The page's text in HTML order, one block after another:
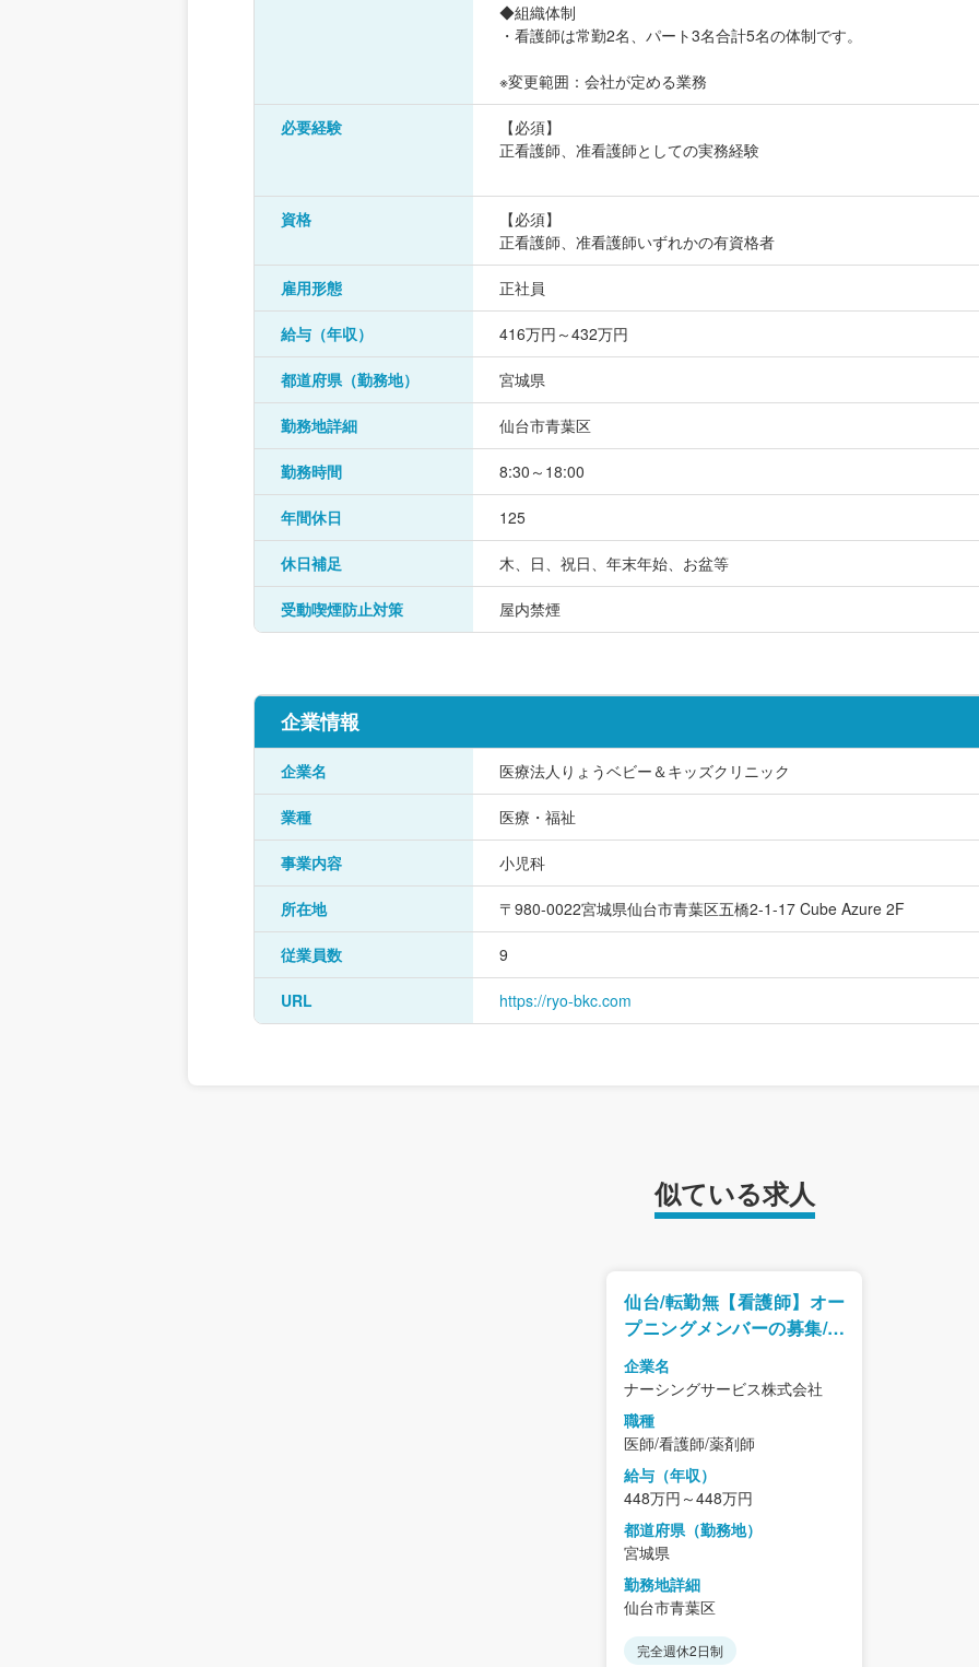
◆組織体制
・看護師は常勤2名、パート3名合計5名の体制です。
※変更範囲：会社が定める業務
必要経験
【必須】
正看護師、准看護師としての実務経験
資格
【必須】
正看護師、准看護師いずれかの有資格者
雇用形態 正社員
給与（年収） 416万円～432万円
都道府県（勤務地） 宮城県
勤務地詳細 仙台市青葉区
勤務時間 8:30～18:00
年間休日 125
休日補足 木、日、祝日、年末年始、お盆等
受動喫煙防止対策 屋内禁煙
企業情報
企業名 医療法人りょうベビー＆キッズクリニック
業種 医療・福祉
事業内容 小児科
所在地 〒980-0022宮城県仙台市青葉区五橋2-1-17 Cube Azure 2F
従業員数 9
URL https://ryo-bkc.com
似ている求人
仙台/転勤無【看護師】オー
プニングメンバーの募集/新
築でキレイな施設
企業名
ナーシングサービス株式会社
職種
医師/看護師/薬剤師
給与（年収）
448万円～448万円
都道府県（勤務地）
宮城県
勤務地詳細
仙台市青葉区
完全週休2日制